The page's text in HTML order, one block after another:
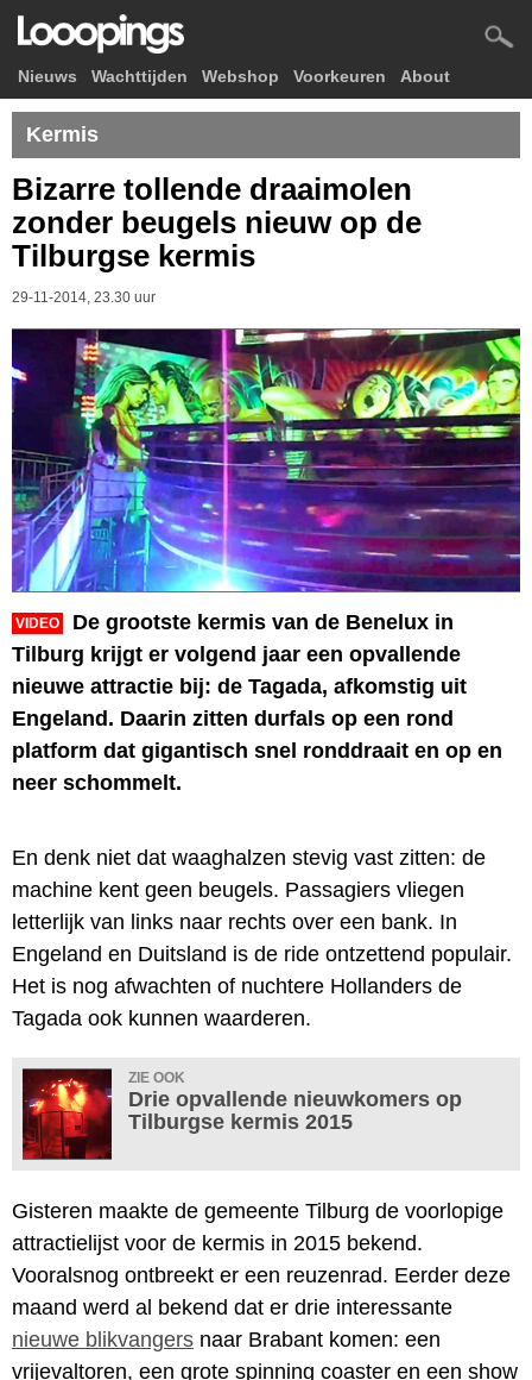
Nieuws Wachttijden Webshop Voorkeuren About
Kermis
Bizarre tollende draaimolen
zonder beugels nieuw op de
Tilburgse kermis
29-11-2014, 23.30 uur
VIDEO
De grootste kermis van de Benelux in
Tilburg krijgt er volgend jaar een opvallende
nieuwe attractie bij: de Tagada, afkomstig uit
Engeland. Daarin zitten durfals op een rond
platform dat gigantisch snel ronddraait en op en
neer schommelt.
En denk niet dat waaghalzen stevig vast zitten: de
machine kent geen beugels. Passagiers vliegen
letterlijk van links naar rechts over een bank. In
Engeland en Duitsland is de ride ontzettend populair.
Het is nog afwachten of nuchtere Hollanders de
Tagada ook kunnen waarderen.
ZIE OOK
Drie opvallende nieuwkomers op
Tilburgse kermis 2015
Gisteren maakte de gemeente Tilburg de voorlopige
attractielijst voor de kermis in 2015 bekend.
Vooralsnog ontbreekt er een reuzenrad. Eerder deze
maand werd al bekend dat er drie interessante
nieuwe blikvangers naar Brabant komen: een
vrijevaltoren, een grote spinning coaster en een show